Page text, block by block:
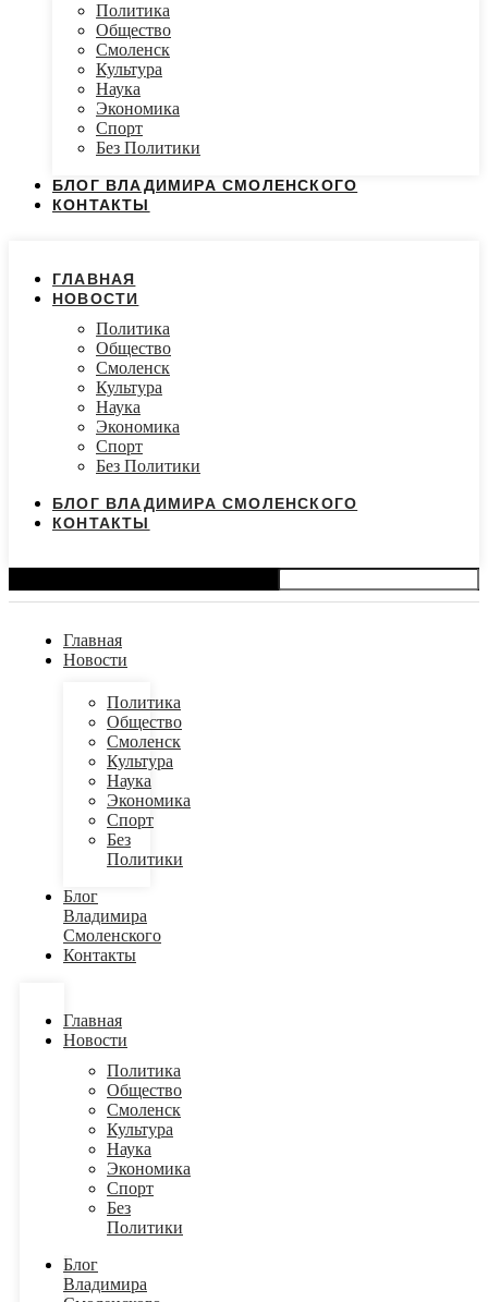
Политика
Общество
Смоленск
Культура
Наука
Экономика
Спорт
Без Политики
БЛОГ ВЛАДИМИРА СМОЛЕНСКОГО
КОНТАКТЫ
ГЛАВНАЯ
НОВОСТИ
Политика
Общество
Смоленск
Культура
Наука
Экономика
Спорт
Без Политики
БЛОГ ВЛАДИМИРА СМОЛЕНСКОГО
КОНТАКТЫ
Главная
Новости
Политика
Общество
Смоленск
Культура
Наука
Экономика
Спорт
Без
Политики
Блог
Владимира
Смоленского
Контакты
Главная
Новости
Политика
Общество
Смоленск
Культура
Наука
Экономика
Спорт
Без
Политики
Блог
Владимира